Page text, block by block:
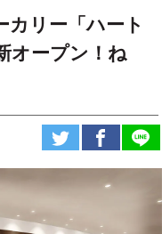
カリー「ハート
オープン！ね